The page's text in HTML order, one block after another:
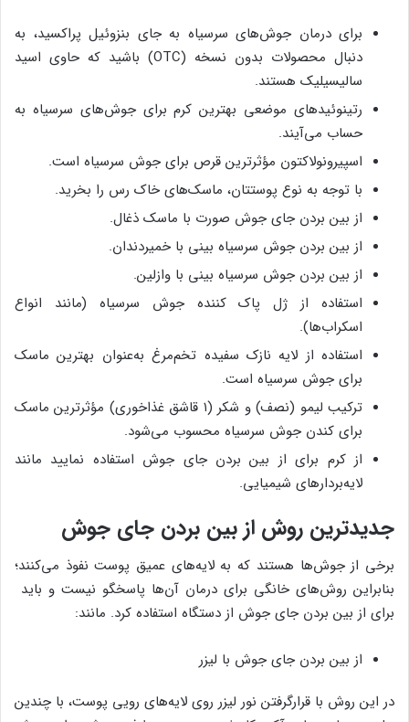
برای درمان جوش‌های سرسیاه به جای بنزوئیل پراکسید، به
دنبال محصولات بدون نسخه (OTC) باشید که حاوی اسید
سالیسیلیک هستند.
رتینوئیدهای موضعی بهترین کرم برای جوش‌های سرسیاه به
حساب می‌آیند.
اسپیرونولاکتون مؤثرترین قرص برای جوش سرسیاه است.
با توجه به نوع پوستتان، ماسک‌های خاک رس را بخرید.
از بین بردن جای جوش صورت با ماسک ذغال.
از بین بردن جوش سرسیاه بینی با خمیردندان.
از بین بردن جوش سرسیاه بینی با وازلین.
استفاده از ژل پاک کننده جوش سرسیاه (مانند انواع
اسکراب‌ها).
استفاده از لایه نازک سفیده تخم‌مرغ به‌عنوان بهترین ماسک
برای جوش سرسیاه است.
ترکیب لیمو (نصف) و شکر (۱ قاشق غذاخوری) مؤثرترین ماسک
برای کندن جوش سرسیاه محسوب می‌شود.
از کرم برای از بین بردن جای جوش استفاده نمایید مانند
لایه‌بردارهای شیمیایی.
جدیدترین روش از بین بردن جای جوش
برخی از جوش‌ها هستند که به لایه‌های عمیق پوست نفوذ می‌کنند؛
بنابراین روش‌های خانگی برای درمان آن‌ها پاسخگو نیست و باید
برای از بین بردن جای جوش از دستگاه استفاده کرد. مانند:
از بین بردن جای جوش با لیزر
در این روش با قرارگرفتن نور لیزر روی لایه‌های رویی پوست، با چندین